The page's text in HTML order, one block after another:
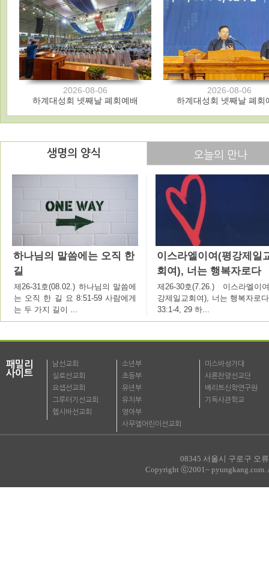
2026-08-06
하계대성회 넷째날 폐회예배
2026-08-06
하계대성회 넷째날 폐회
생명의 양식 오늘의 만나
하나님의 말씀에는 오직 한
길
제26-31호(08.02.) 하나님의 말씀에
는 오직 한 길 요 8:51-59 사람에게
는 두 가지 길이 ...
이스라엘이여(평강제일
회여), 너는 행복자로다
제26-30호(7.26.) 이스라엘이
강제일교회여), 너는 행복자로
33:1-4, 29 하...
패밀리
사이트
남선교회
실로선교회
요셉선교회
그루터기선교회
헵시바선교회
소년부
초등부
유년부
유치부
영아부
사무엘어린이선교회
미스바성가대
샤론찬양선교단
베리트신학연구원
기독사관학교
08345 서울시 구로구 오
Copyright ⓒ2001~ pyungkang.com.